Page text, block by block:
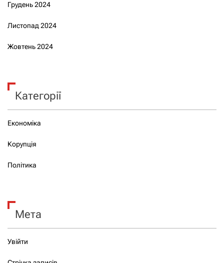
Грудень 2024
Листопад 2024
Жовтень 2024
Категорії
Економіка
Корупція
Політика
Мета
Увійти